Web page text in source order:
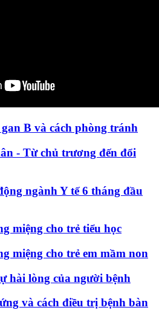
B và cách phòng tránh
- Từ chủ trương đến đổi
ngành Y tế 6 tháng đầu
miệng cho trẻ tiểu học
miệng cho trẻ em mầm non
hài lòng của người bệnh
và cách điều trị bệnh bàn